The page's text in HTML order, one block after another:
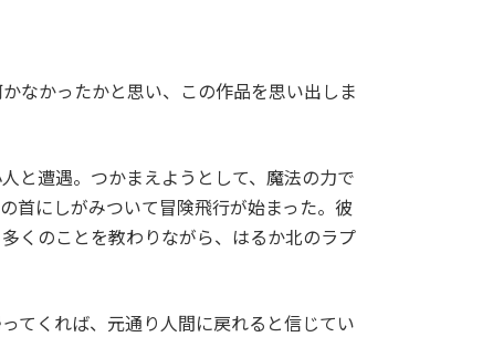
なかったかと思い、この作品を思い出しま
と遭遇。つかまえようとして、魔法の力で
首にしがみついて冒険飛行が始まった。彼
くのことを教わりながら、はるか北のラプ
てくれば、元通り人間に戻れると信じてい